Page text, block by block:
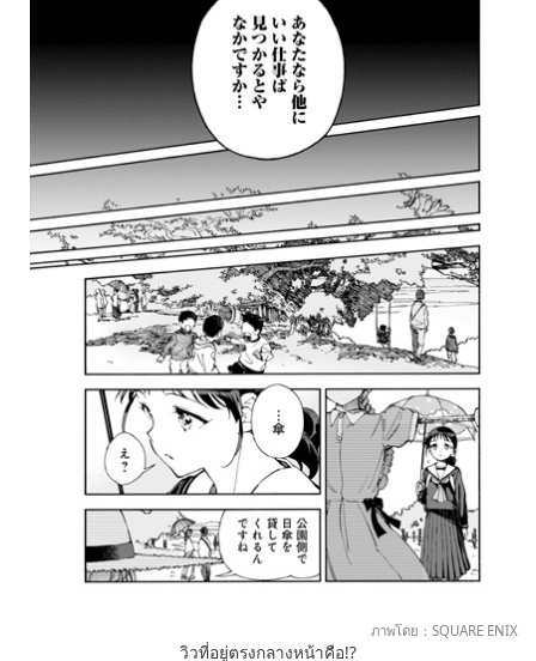
ภาพโดย：SQUARE ENIX
วิวที่อยู่ตรงกลางหน้าคือ!?